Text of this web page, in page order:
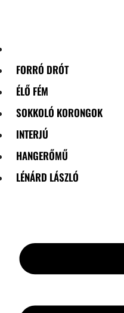
FORRÓ DRÓT
ÉLŐ FÉM
SOKKOLÓ KORONGOK
INTERJÚ
HANGERŐMŰ
LÉNÁRD LÁSZLÓ